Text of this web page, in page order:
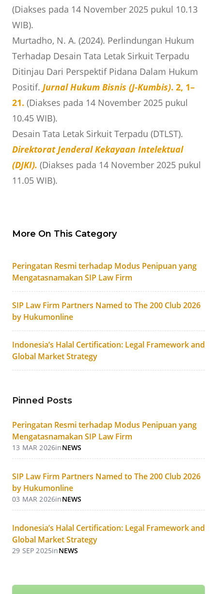
(Diakses pada 14 November 2025 pukul 10.13
WIB).
Murtadho, N. A. (2024). Perlindungan Hukum
Terhadap Desain Tata Letak Sirkuit Terpadu
Ditinjau Dari Perspektif Pidana Dalam Hukum
Positif. Jurnal Hukum Bisnis (J-Kumbis). 2, 1–
21. (Diakses pada 14 November 2025 pukul
10.45 WIB).
Desain Tata Letak Sirkuit Terpadu (DTLST).
Direktorat Jenderal Kekayaan Intelektual
(DJKI). (Diakses pada 14 November 2025 pukul
11.05 WIB).
More On This Category
Peringatan Resmi terhadap Modus Penipuan yang
Mengatasnamakan SIP Law Firm
SIP Law Firm Partners Named to The 200 Club 2026
by Hukumonline
Indonesia’s Halal Certification: Legal Framework and
Global Market Strategy
Pinned Posts
Peringatan Resmi terhadap Modus Penipuan yang
Mengatasnamakan SIP Law Firm
13 MAR 2026inNEWS
SIP Law Firm Partners Named to The 200 Club 2026
by Hukumonline
03 MAR 2026inNEWS
Indonesia’s Halal Certification: Legal Framework and
Global Market Strategy
29 SEP 2025inNEWS